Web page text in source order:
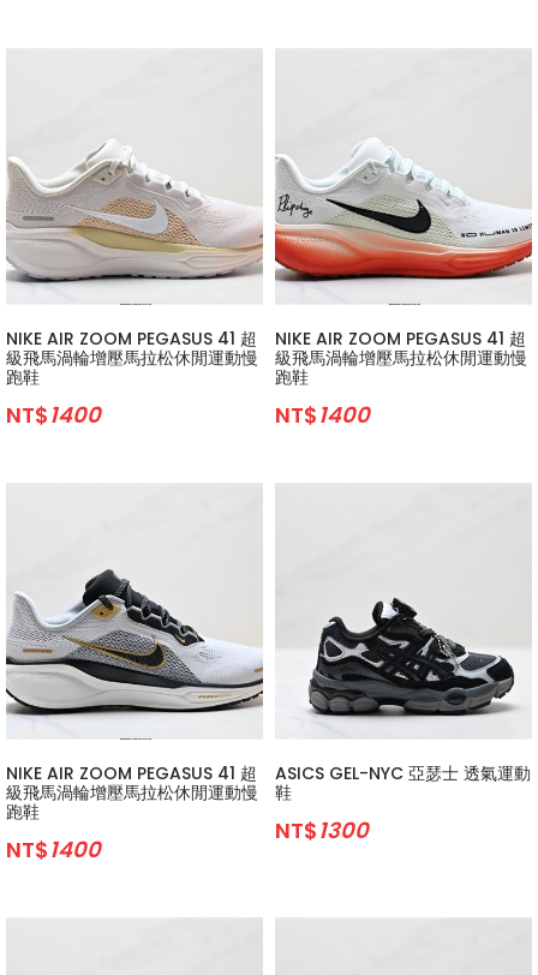
NIKE AIR ZOOM PEGASUS 41 超
級飛馬渦輪增壓馬拉松休閒運動慢
跑鞋
NT$1400
NIKE AIR ZOOM PEGASUS 41 超
級飛馬渦輪增壓馬拉松休閒運動慢
跑鞋
NT$1400
NIKE AIR ZOOM PEGASUS 41 超
級飛馬渦輪增壓馬拉松休閒運動慢
跑鞋
NT$1400
ASICS GEL-NYC 亞瑟士 透氣運動
鞋
NT$1300